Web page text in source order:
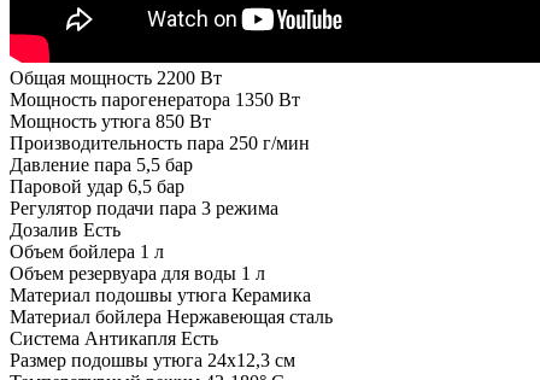
Общая мощность 2200 Вт
Мощность парогенератора 1350 Вт
Мощность утюга 850 Вт
Производительность пара 250 г/мин
Давление пара 5,5 бар
Паровой удар 6,5 бар
Регулятор подачи пара 3 режима
Дозалив Есть
Объем бойлера 1 л
Объем резервуара для воды 1 л
Материал подошвы утюга Керамика
Материал бойлера Нержавеющая сталь
Система Антикапля Есть
Размер подошвы утюга 24х12,3 см